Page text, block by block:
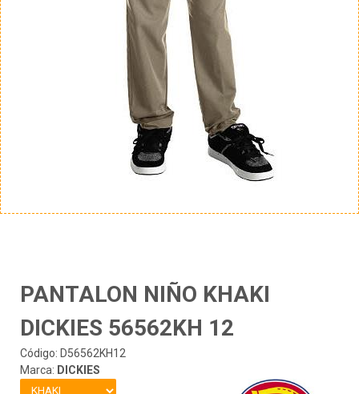
PANTALON NIÑO KHAKI
DICKIES 56562KH 12
Código: D56562KH12
Marca: DICKIES